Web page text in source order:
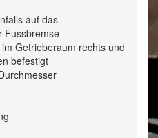
auf das
Fussbremse
Getrieberaum rechts und
befestigt